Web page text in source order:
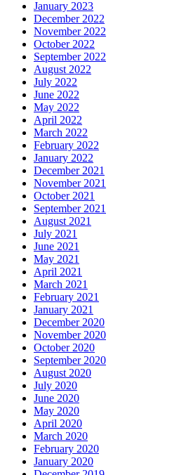
January 2023
December 2022
November 2022
October 2022
September 2022
August 2022
July 2022
June 2022
May 2022
April 2022
March 2022
February 2022
January 2022
December 2021
November 2021
October 2021
September 2021
August 2021
July 2021
June 2021
May 2021
April 2021
March 2021
February 2021
January 2021
December 2020
November 2020
October 2020
September 2020
August 2020
July 2020
June 2020
May 2020
April 2020
March 2020
February 2020
January 2020